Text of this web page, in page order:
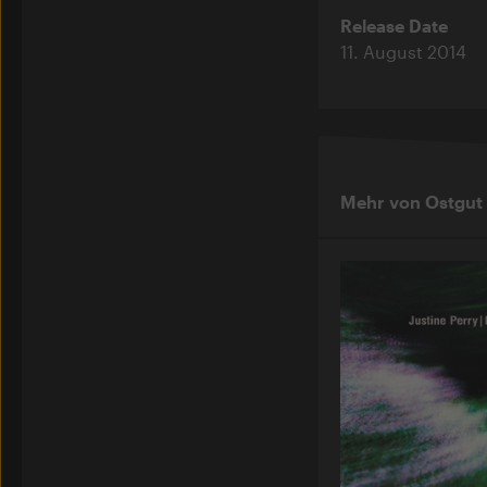
Release Date
11. August 2014
Mehr von Ostgut